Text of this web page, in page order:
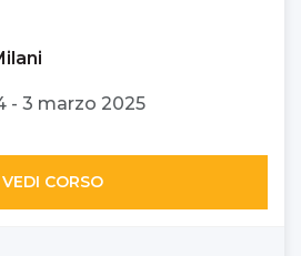
- 3 marzo 2025
VEDI CORSO